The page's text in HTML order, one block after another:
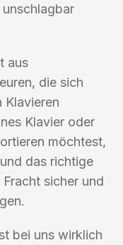
aus
die sich
Klavieren
Klavier oder
möchtest,
das richtige
sicher und
bei uns wirklich